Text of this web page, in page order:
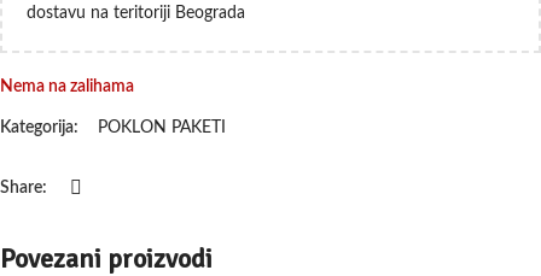
dostavu na teritoriji Beograda
Nema na zalihama
Kategorija: POKLON PAKETI
Share:
Povezani proizvodi